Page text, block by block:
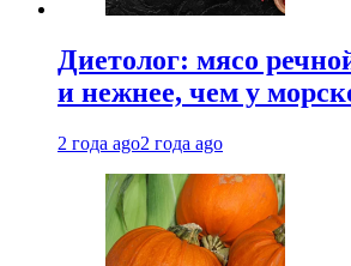
Диетолог: мясо
и нежнее, чем у
2 года ago2 года ago